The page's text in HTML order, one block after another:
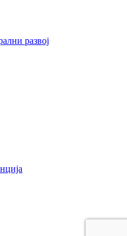
развој